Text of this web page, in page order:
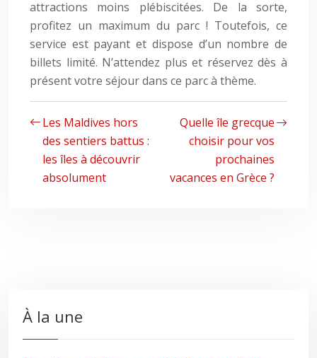
attractions moins plébiscitées. De la sorte,
profitez un maximum du parc ! Toutefois, ce
service est payant et dispose d’un nombre de
billets limité. N’attendez plus et réservez dès à
présent votre séjour dans ce parc à thème.
Les Maldives hors
des sentiers battus :
les îles à découvrir
absolument
Quelle île grecque
choisir pour vos
prochaines
vacances en Grèce ?
À la une